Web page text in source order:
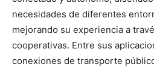
necesidades de diferentes
mejorando su experiencia a
cooperativas. Entre sus
conexiones de transporte